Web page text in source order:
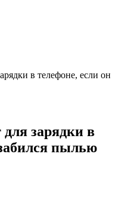
в телефоне, если он
зарядки в
пылью